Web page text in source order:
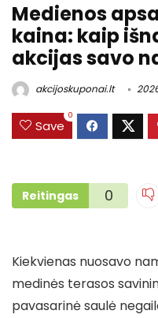
Medienos
kaina: kaip
akcijas savo
akcijoskuponai.lt
Save
0
Reitingas 0
Kiekvienas nuosavo
medinės terasos
pavasarinė saulė